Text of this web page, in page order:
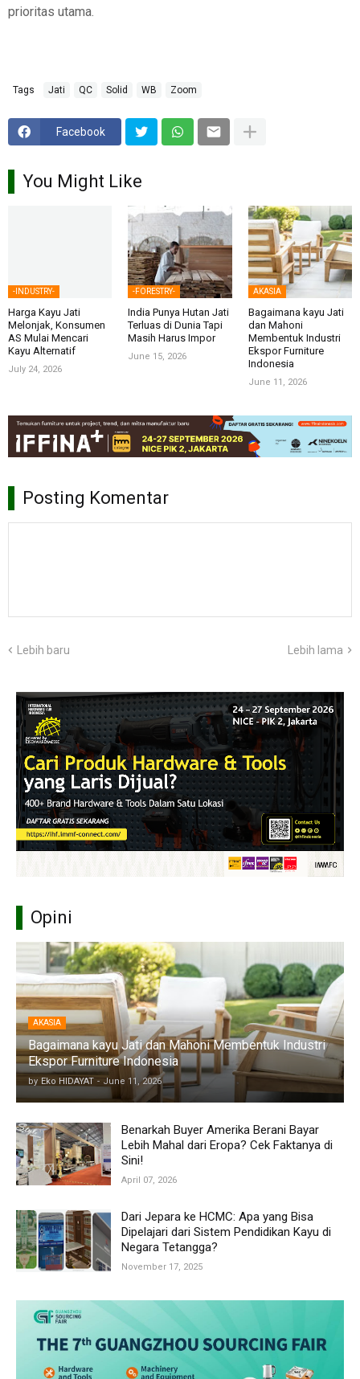
prioritas utama.
Tags Jati QC Solid WB Zoom
Facebook
You Might Like
-INDUSTRY-
Harga Kayu Jati
Melonjak, Konsumen
AS Mulai Mencari
Kayu Alternatif
July 24, 2026
-FORESTRY-
India Punya Hutan Jati
Terluas di Dunia Tapi
Masih Harus Impor
June 15, 2026
AKASIA
Bagaimana kayu Jati
dan Mahoni
Membentuk Industri
Ekspor Furniture
Indonesia
June 11, 2026
Posting Komentar
Lebih baru Lebih lama
Opini
AKASIA
Bagaimana kayu Jati dan Mahoni Membentuk Industri
Ekspor Furniture Indonesia
by Eko HIDAYAT - June 11, 2026
Benarkah Buyer Amerika Berani Bayar
Lebih Mahal dari Eropa? Cek Faktanya di
Sini!
April 07, 2026
Dari Jepara ke HCMC: Apa yang Bisa
Dipelajari dari Sistem Pendidikan Kayu di
Negara Tetangga?
November 17, 2025